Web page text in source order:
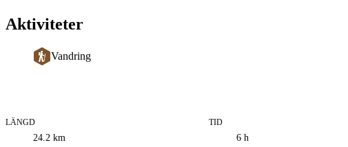
Aktiviteter
Vandring
Information
LÄNGD
24.2 km
TID
6 h